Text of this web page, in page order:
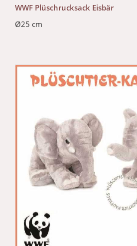
WWF Plüschrucksack Eisbär
Ø25 cm